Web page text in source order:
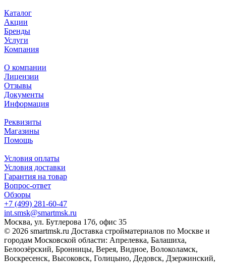
Каталог
Акции
Бренды
Услуги
Компания
О компании
Лицензии
Отзывы
Документы
Информация
Реквизиты
Магазины
Помощь
Условия оплаты
Условия доставки
Гарантия на товар
Вопрос-ответ
Обзоры
+7 (499) 281-60-47
int.smsk@smartmsk.ru
Москва, ул. Бутлерова 17б, офис 35
© 2026 smartmsk.ru Доставка стройматериалов по Москве и
городам Московской области: Апрелевка, Балашиха,
Белоозёрский, Бронницы, Верея, Видное, Волоколамск,
Воскресенск, Высоковск, Голицыно, Дедовск, Дзержинский,